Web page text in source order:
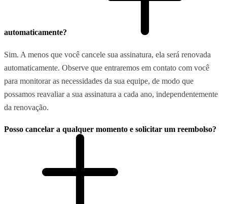
automaticamente?
Sim. A menos que você cancele sua assinatura, ela será renovada
automaticamente. Observe que entraremos em contato com você
para monitorar as necessidades da sua equipe, de modo que
possamos reavaliar a sua assinatura a cada ano, independentemente
da renovação.
Posso cancelar a qualquer momento e solicitar um reembolso?